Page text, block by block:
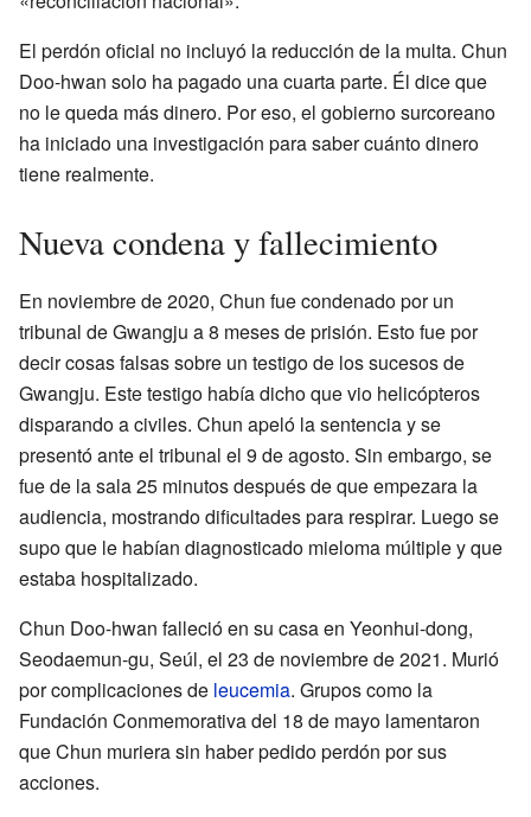
El perdón oficial no incluyó la reducción de la multa. Chun
Doo-hwan solo ha pagado una cuarta parte. Él dice que
no le queda más dinero. Por eso, el gobierno surcoreano
ha iniciado una investigación para saber cuánto dinero
tiene realmente.
Nueva condena y fallecimiento
En noviembre de 2020, Chun fue condenado por un
tribunal de Gwangju a 8 meses de prisión. Esto fue por
decir cosas falsas sobre un testigo de los sucesos de
Gwangju. Este testigo había dicho que vio helicópteros
disparando a civiles. Chun apeló la sentencia y se
presentó ante el tribunal el 9 de agosto. Sin embargo, se
fue de la sala 25 minutos después de que empezara la
audiencia, mostrando dificultades para respirar. Luego se
supo que le habían diagnosticado mieloma múltiple y que
estaba hospitalizado.
Chun Doo-hwan falleció en su casa en Yeonhui-dong,
Seodaemun-gu, Seúl, el 23 de noviembre de 2021. Murió
por complicaciones de leucemia. Grupos como la
Fundación Conmemorativa del 18 de mayo lamentaron
que Chun muriera sin haber pedido perdón por sus
acciones.